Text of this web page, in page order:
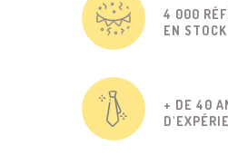
4 000
EN STOCK
+ DE 40